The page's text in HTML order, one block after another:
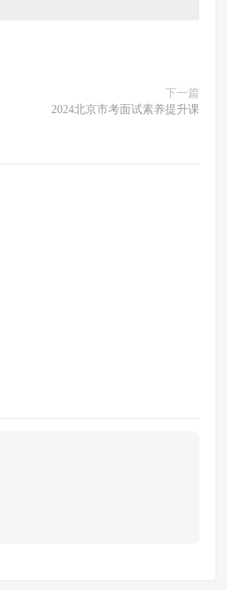
下一篇
2024北京市考面试素养提升课